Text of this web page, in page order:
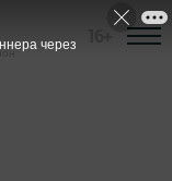
через